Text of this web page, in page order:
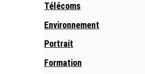
Télécoms
Environnement
Portrait
Formation